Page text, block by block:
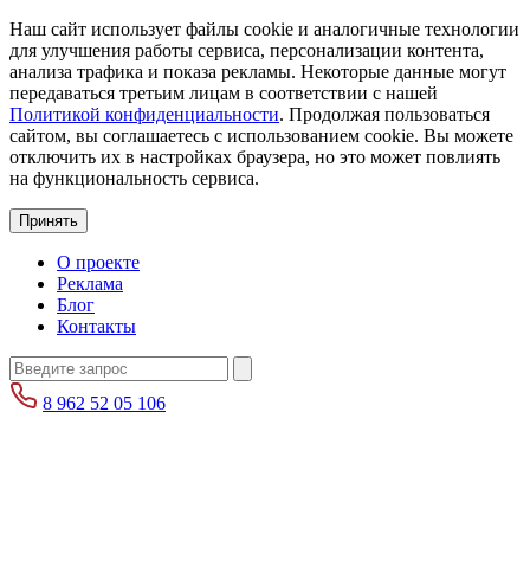
Наш сайт использует файлы cookie и аналогичные технологии
для улучшения работы сервиса, персонализации контента,
анализа трафика и показа рекламы. Некоторые данные могут
передаваться третьим лицам в соответствии с нашей
Политикой конфиденциальности. Продолжая пользоваться
сайтом, вы соглашаетесь с использованием cookie. Вы можете
отключить их в настройках браузера, но это может повлиять
на функциональность сервиса.
Принять
О проекте
Реклама
Блог
Контакты
8 962 52 05 106